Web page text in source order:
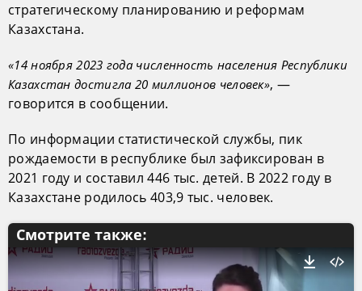
стратегическому планированию и реформам
Казахстана.
«14 ноября 2023 года численность населения Республики
Казахстан достигла 20 миллионов человек», —
говорится в сообщении.
По информации статистической службы, пик
рождаемости в республике был зафиксирован в
2021 году и составил 446 тыс. детей. В 2022 году в
Казахстане родилось 403,9 тыс. человек.
Смотрите также: